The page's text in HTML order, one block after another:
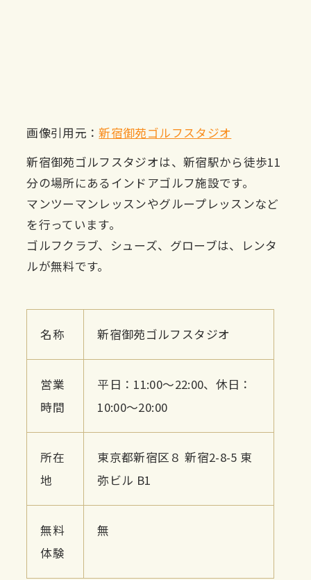
画像引用元：新宿御苑ゴルフスタジオ
新宿御苑ゴルフスタジオは、新宿駅から徒歩11
分の場所にあるインドアゴルフ施設です。
マンツーマンレッスンやグループレッスンなど
を行っています。
ゴルフクラブ、シューズ、グローブは、レンタ
ルが無料です。
名称 新宿御苑ゴルフスタジオ
営業
時間
平日：11:00〜22:00、休日：
10:00〜20:00
所在
地
東京都新宿区８ 新宿2-8-5 東
弥ビル B1
無料
体験
無